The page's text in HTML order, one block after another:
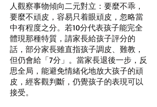
人觀察事物傾向二元對立：要麼不乖，
要麼不頑皮，容易只着眼頑皮，忽略當
中有程度之分。若10分代表孩子能完全
體現那種特質，請家長給孩子評分的
話，部分家長雖直指孩子調皮、難教，
但仍會給「7分」。當家長退後一步，反
思全局，能避免情緒化地放大孩子的頑
皮，經客觀判斷，仍覺孩子的表現可以
接受。